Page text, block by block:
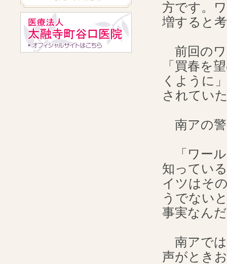
方です。
増すると
前回のワ
「買春を
くように
されてい
南アの警
「ワール
知ってい
イツはそ
うでない
事実なん
南アでは
声がとき